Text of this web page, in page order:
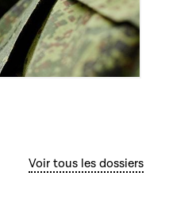
Voir tous les dossiers